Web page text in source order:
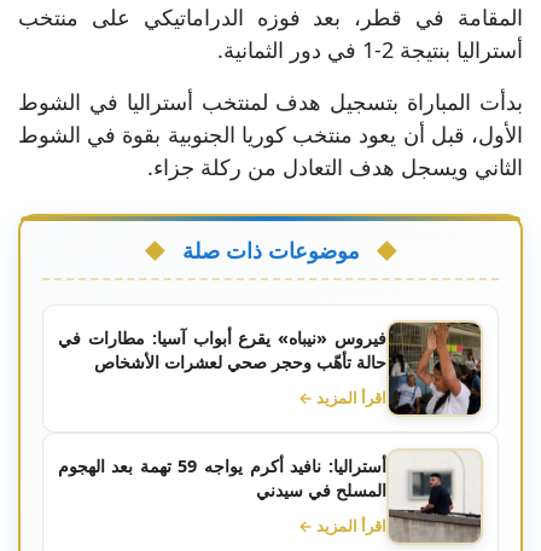
المقامة في قطر، بعد فوزه الدراماتيكي على منتخب
أستراليا بنتيجة 2-1 في دور الثمانية.
بدأت المباراة بتسجيل هدف لمنتخب أستراليا في الشوط
الأول، قبل أن يعود منتخب كوريا الجنوبية بقوة في الشوط
الثاني ويسجل هدف التعادل من ركلة جزاء.
موضوعات ذات صلة
فيروس «نيباه» يقرع أبواب آسيا: مطارات في
حالة تأهّب وحجر صحي لعشرات الأشخاص
اقرأ المزيد ←
أستراليا: نافيد أكرم يواجه 59 تهمة بعد الهجوم
المسلح في سيدني
اقرأ المزيد ←